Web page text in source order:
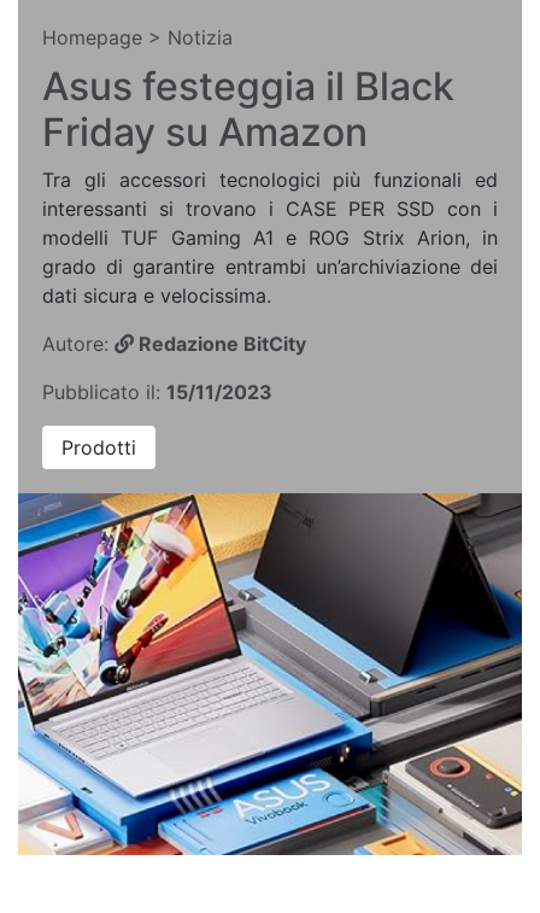
Homepage > Notizia
Asus festeggia il Black
Friday su Amazon
Tra gli accessori tecnologici più funzionali ed
interessanti si trovano i CASE PER SSD con i
modelli TUF Gaming A1 e ROG Strix Arion, in
grado di garantire entrambi un’archiviazione dei
dati sicura e velocissima.
Autore:
Redazione BitCity
Pubblicato il: 15/11/2023
Prodotti